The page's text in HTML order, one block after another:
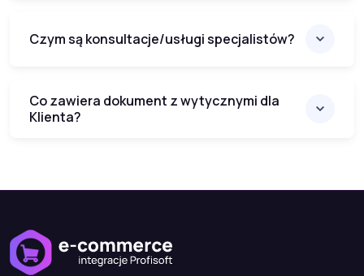
Czym są konsultacje/usługi specjalistów?
Co zawiera dokument z wytycznymi dla
Klienta?